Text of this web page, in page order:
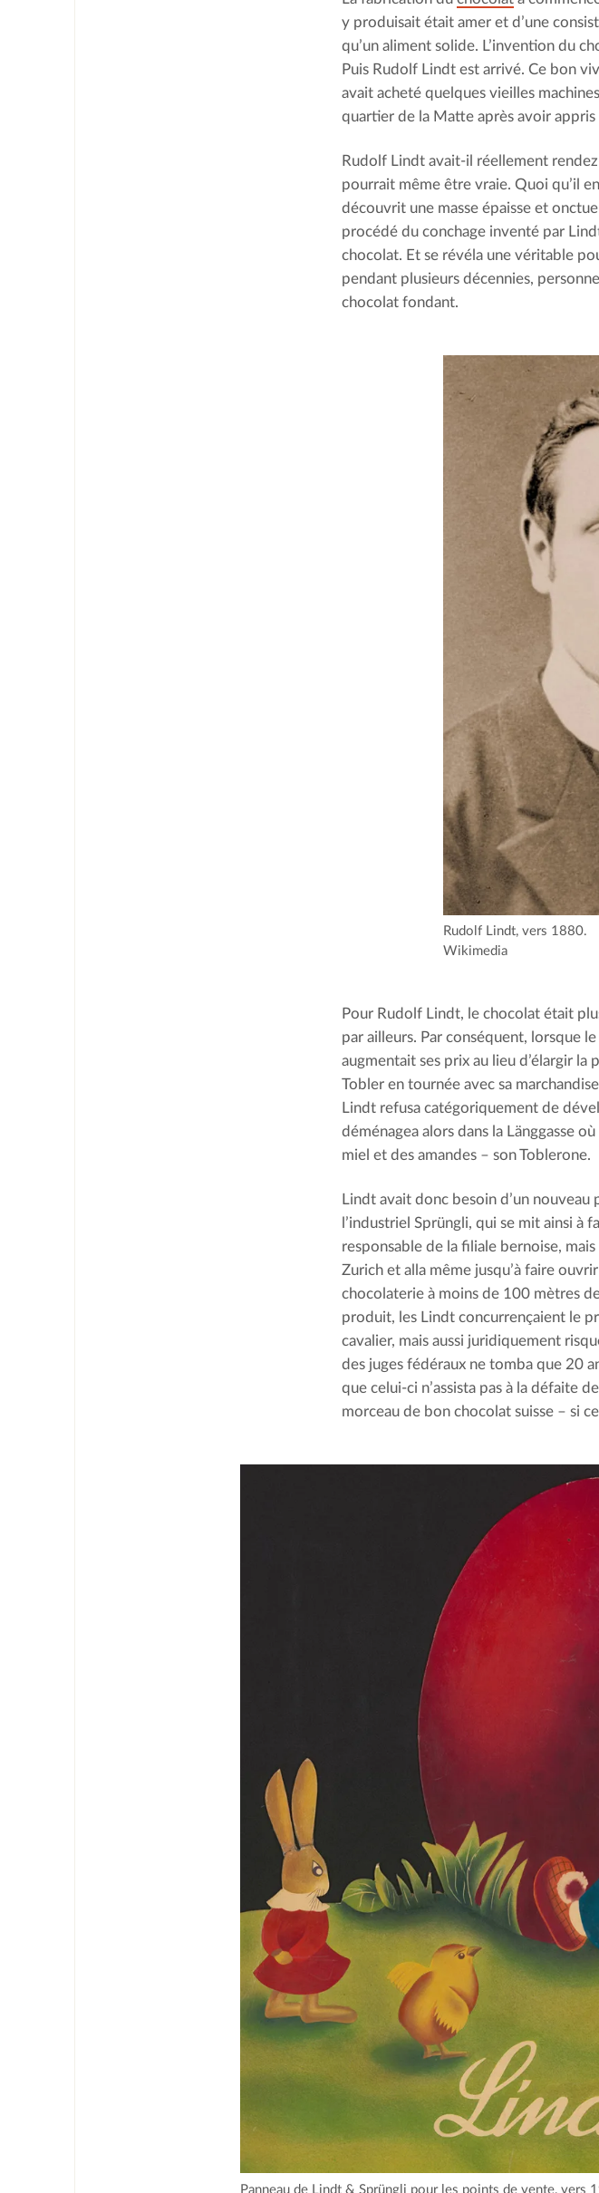
y produisait était amer et d’une
qu’un aliment solide. L’invention du
Puis Rudolf Lindt est arrivé. Ce bon
avait acheté quelques vieilles
quartier de la Matte après avoir appris
Rudolf Lindt avait-il réellement
pourrait même être vraie. Quoi qu’il
découvrit une masse épaisse et
procédé du conchage inventé par
chocolat. Et se révéla une véritable
pendant plusieurs décennies,
chocolat fondant.
Rudolf Lindt, vers 1880.
Wikimedia
Pour Rudolf Lindt, le chocolat était
par ailleurs. Par conséquent, lorsque
augmentait ses prix au lieu d’élargir
Tobler en tournée avec sa
Lindt refusa catégoriquement de
déménagea alors dans la Länggasse
miel et des amandes – son Toblerone.
Lindt avait donc besoin d’un
l’industriel Sprüngli, qui se mit ainsi
responsable de la filiale bernoise,
Zurich et alla même jusqu’à faire
chocolaterie à moins de 100 mètres
produit, les Lindt concurrençaient le
cavalier, mais aussi juridiquement
des juges fédéraux ne tomba que 20
que celui-ci n’assista pas à la défaite
morceau de bon chocolat suisse – si
Panneau de Lindt & Sprüngli pour les points de vente, vers